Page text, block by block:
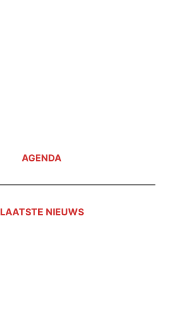
AGENDA
LAATSTE NIEUWS